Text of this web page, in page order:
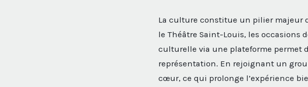
La culture constitue un pilier majeur
le Théâtre Saint-Louis, les occasions
culturelle via une plateforme permet
représentation. En rejoignant un
cœur, ce qui prolonge l’expérience